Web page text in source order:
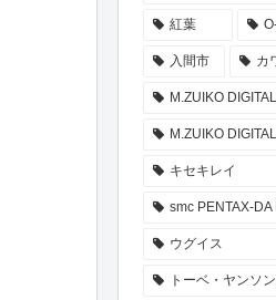
紅葉
入間市 カ
M.ZUIKO
M.ZUIKO
キセキレイ
smc PENTAX-
ウグイス
トーベ・ヤンソ